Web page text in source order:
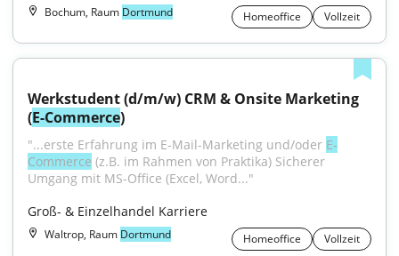
Bochum, Raum Dortmund Homeoffice Vollzeit
Werkstudent (d/m/w) CRM & Onsite Marketing
(E-Commerce)
"...erste Erfahrung im E-Mail-Marketing und/oder E-
Commerce (z.B. im Rahmen von Praktika) ﻿﻿Sicherer
Umgang mit MS-Office (Excel, Word..."
Groß- & Einzelhandel Karriere
Waltrop, Raum Dortmund Homeoffice Vollzeit